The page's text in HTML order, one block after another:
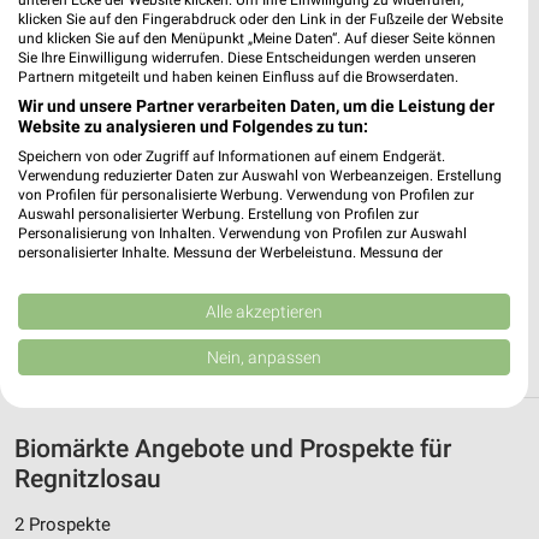
Kreuz-Drogerie H. J. Pestel Schönheide
Hauptstr. 78
08304 Schönheide
232,34 km • Angebote: 1 Prospekt
❯
Dave’s BioMarkt Kulmbach
Albert-Ruckdeschel-Str. 3
Heute 08:30 - 16:00 Uhr |
300,17 km • Angebote: 1 Prospekt
Biomärkte Angebote und Prospekte für
Regnitzlosau
2 Prospekte
klicken Sie auf den Fingerabdruck oder den Link in der Fußzeile der Website
und klicken Sie auf den Menüpunkt „Meine Daten“. Auf dieser Seite können
Sie Ihre Einwilligung widerrufen. Diese Entscheidungen werden unseren
Partnern mitgeteilt und haben keinen Einfluss auf die Browserdaten.
Wir und unsere Partner verarbeiten Daten, um die Leistung der
Website zu analysieren und Folgendes zu tun:
Speichern von oder Zugriff auf Informationen auf einem Endgerät.
Verwendung reduzierter Daten zur Auswahl von Werbeanzeigen. Erstellung
von Profilen für personalisierte Werbung. Verwendung von Profilen zur
Auswahl personalisierter Werbung. Erstellung von Profilen zur
Personalisierung von Inhalten. Verwendung von Profilen zur Auswahl
personalisierter Inhalte. Messung der Werbeleistung. Messung der
Kombinationen von Daten aus verschiedenen Quellen. Entwicklung und
Verbesserung der Angebote. Verwendung reduzierter Daten zur Auswahl
von Inhalten.
Daten können außerhalb der Europäischen Union weitergegeben und in die
USA gesendet werden.
Website/App.
Partnerliste anzeigen (1 IAB-Anbieter)
Wir nutzen Ihre Daten für folgende Zwecke:
Alle akzeptieren
Nein, anpassen